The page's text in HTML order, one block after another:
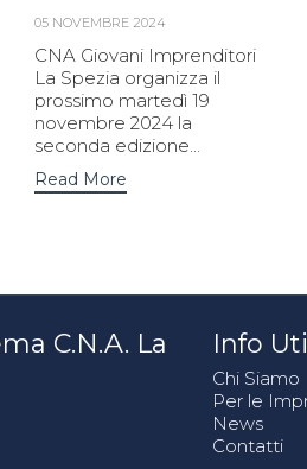
05 NOVEMBRE 2024
CNA Giovani Imprenditori
La Spezia organizza il
prossimo martedì 19
novembre 2024 la
seconda edizione...
Read More
C.N.A. La
Info
Chi Siamo
Per le
News
Contatti